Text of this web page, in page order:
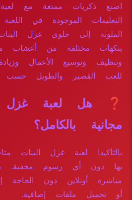
اصنع ذكريات ممتعة مع
التعليمات الموجودة في
الملونة إلى حلوى غزل
بنكهات مختلفة من أعشاب من
وتنظيف وتوسيع الأعمال
للعب القصير والطويل حسب
❓ هل لعبة غزل
مجانية بالكامل؟
بالتأكيد! لعبة غزل البنات
بها دون أي رسوم مخفية.
مباشرة أونلاين دون الحاجة
أو تحميل ملفات إضافية.